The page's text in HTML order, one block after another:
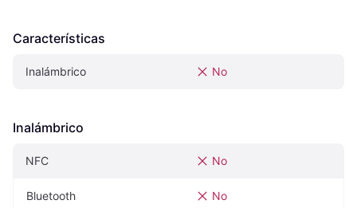
Características
Inalámbrico No
Inalámbrico
NFC No
Bluetooth No